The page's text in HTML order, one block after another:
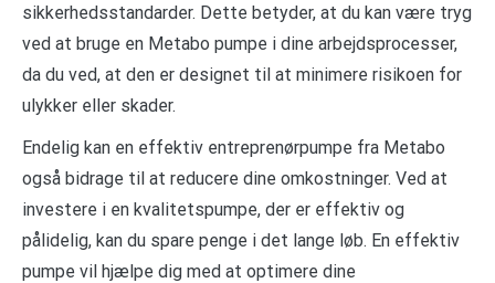
sikkerhedsstandarder. Dette betyder, at du kan være tryg
ved at bruge en Metabo pumpe i dine arbejdsprocesser,
da du ved, at den er designet til at minimere risikoen for
ulykker eller skader.
Endelig kan en effektiv entreprenørpumpe fra Metabo
også bidrage til at reducere dine omkostninger. Ved at
investere i en kvalitetspumpe, der er effektiv og
pålidelig, kan du spare penge i det lange løb. En effektiv
pumpe vil hjælpe dig med at optimere dine